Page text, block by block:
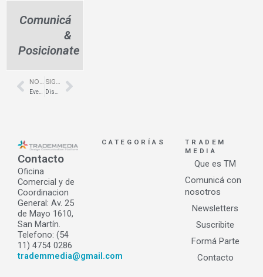
Comunicá
&
Posicionate
Prev Next
Contacto
Oficina
Comercial y de
Coordinacion
General: Av. 25
de Mayo 1610,
San Martín.
Telefono: (54
11) 4754 0286
trademmedia@gmail.com
CATEGORÍAS
TRADEM
MEDIA
Que es TM
Comunicá con
nosotros
Newsletters
Suscribite
Formá Parte
Contacto